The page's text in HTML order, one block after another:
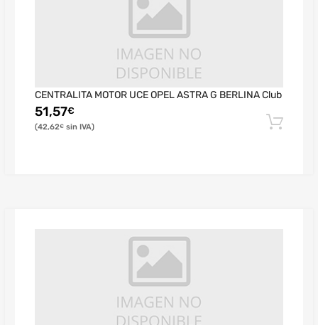
CENTRALITA MOTOR UCE OPEL ASTRA G BERLINA Club
51,57€
42,62€